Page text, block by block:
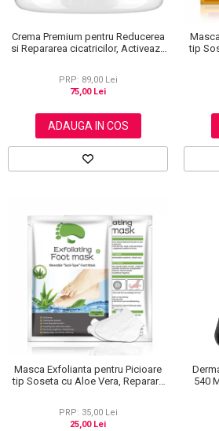
Crema Premium pentru Reducerea
si Repararea cicatricilor, Activeaza
PRP: 89,00 Lei
75,00 Lei
ADAUGA IN COS
tip
Masca Exfolianta pentru Picioare
tip Soseta cu Aloe Vera, Reparare
PRP: 35,00 Lei
25,00 Lei
540